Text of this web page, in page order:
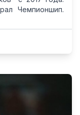
Чемпионшип.